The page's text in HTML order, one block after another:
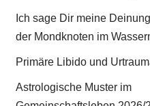
Ich sage Dir meine
der Mondknoten im
Primäre Libido und
Astrologische Muster im